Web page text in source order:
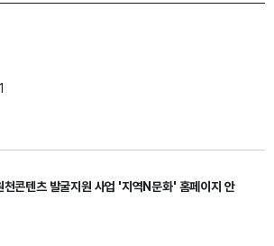
천콘텐츠 발굴지원 사업 '지역N문화' 홈페이지 안